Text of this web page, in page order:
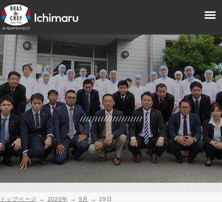
トップページ → 2020年 → 9月 → 29日